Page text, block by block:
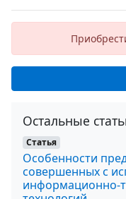
Остальные
Статья
Особенности
совершенных с
информационно-